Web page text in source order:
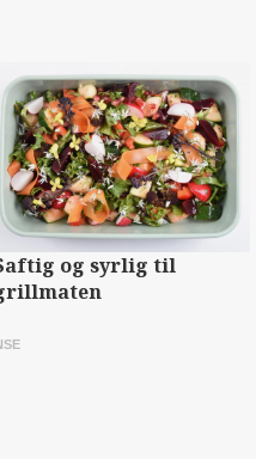
og syrlig til